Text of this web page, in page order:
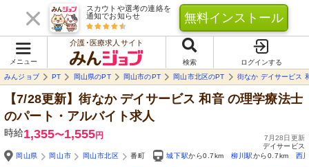
スカウトや選考の連絡を
通知でお知らせ
無料インストール
メニュー
介護･医療求人サイト
検索
ログインする
みんジョブ
PT 岡山県のPT 岡山市のPT 岡山市北区のPT 街なか デイサービス
【7/28更新】街なか デイサービス 和音の理学療法士
のパート・アルバイト求人
時給1,355〜1,555円
7月28日更新
デイサービス
岡山県
岡山市 岡山市北区 番町 城下駅から0.7km 柳川駅から0.7km 西